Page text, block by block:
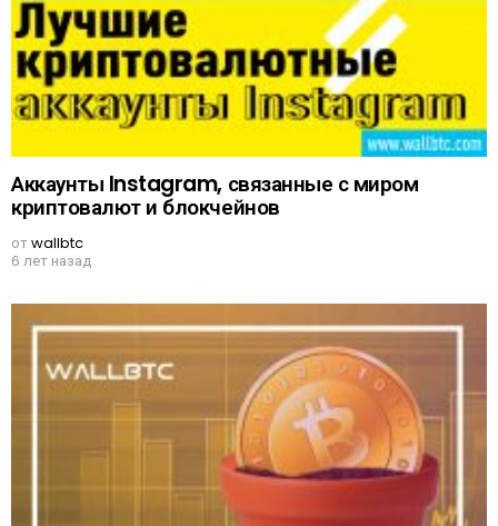
Аккаунты Instagram, связанные с миром
криптовалют и блокчейнов
отwallbtc
6 лет назад